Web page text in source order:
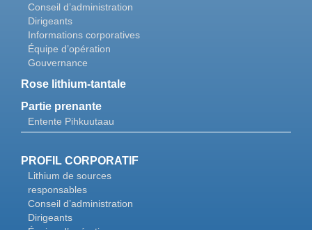
Conseil d’administration
Dirigeants
Informations corporatives
Équipe d’opération
Gouvernance
Rose lithium-tantale
Partie prenante
Entente Pihkuutaau
PROFIL CORPORATIF
Lithium de sources
responsables
Conseil d’administration
Dirigeants